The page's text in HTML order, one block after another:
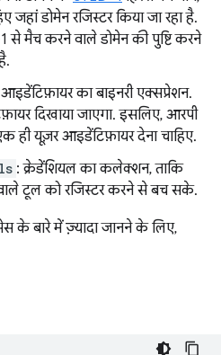
डोमेन रजिस्टर किया जा रहा है.
से मैच करने वाले डोमेन की पुष्टि करने
आइडेंटिफ़ायर का बाइनरी एक्सप्रेशन.
दिखाया जाएगा. इसलिए, आरपी
ही यूज़र आइडेंटिफ़ायर देना चाहिए.
: क्रेडेंशियल का कलेक्शन, ताकि
टूल को रजिस्टर करने से बच सके.
के बारे में ज़्यादा जानने के लिए,